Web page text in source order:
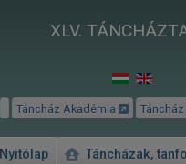
XLV.
Táncház Akadémia
Nyitólap Táncházak,